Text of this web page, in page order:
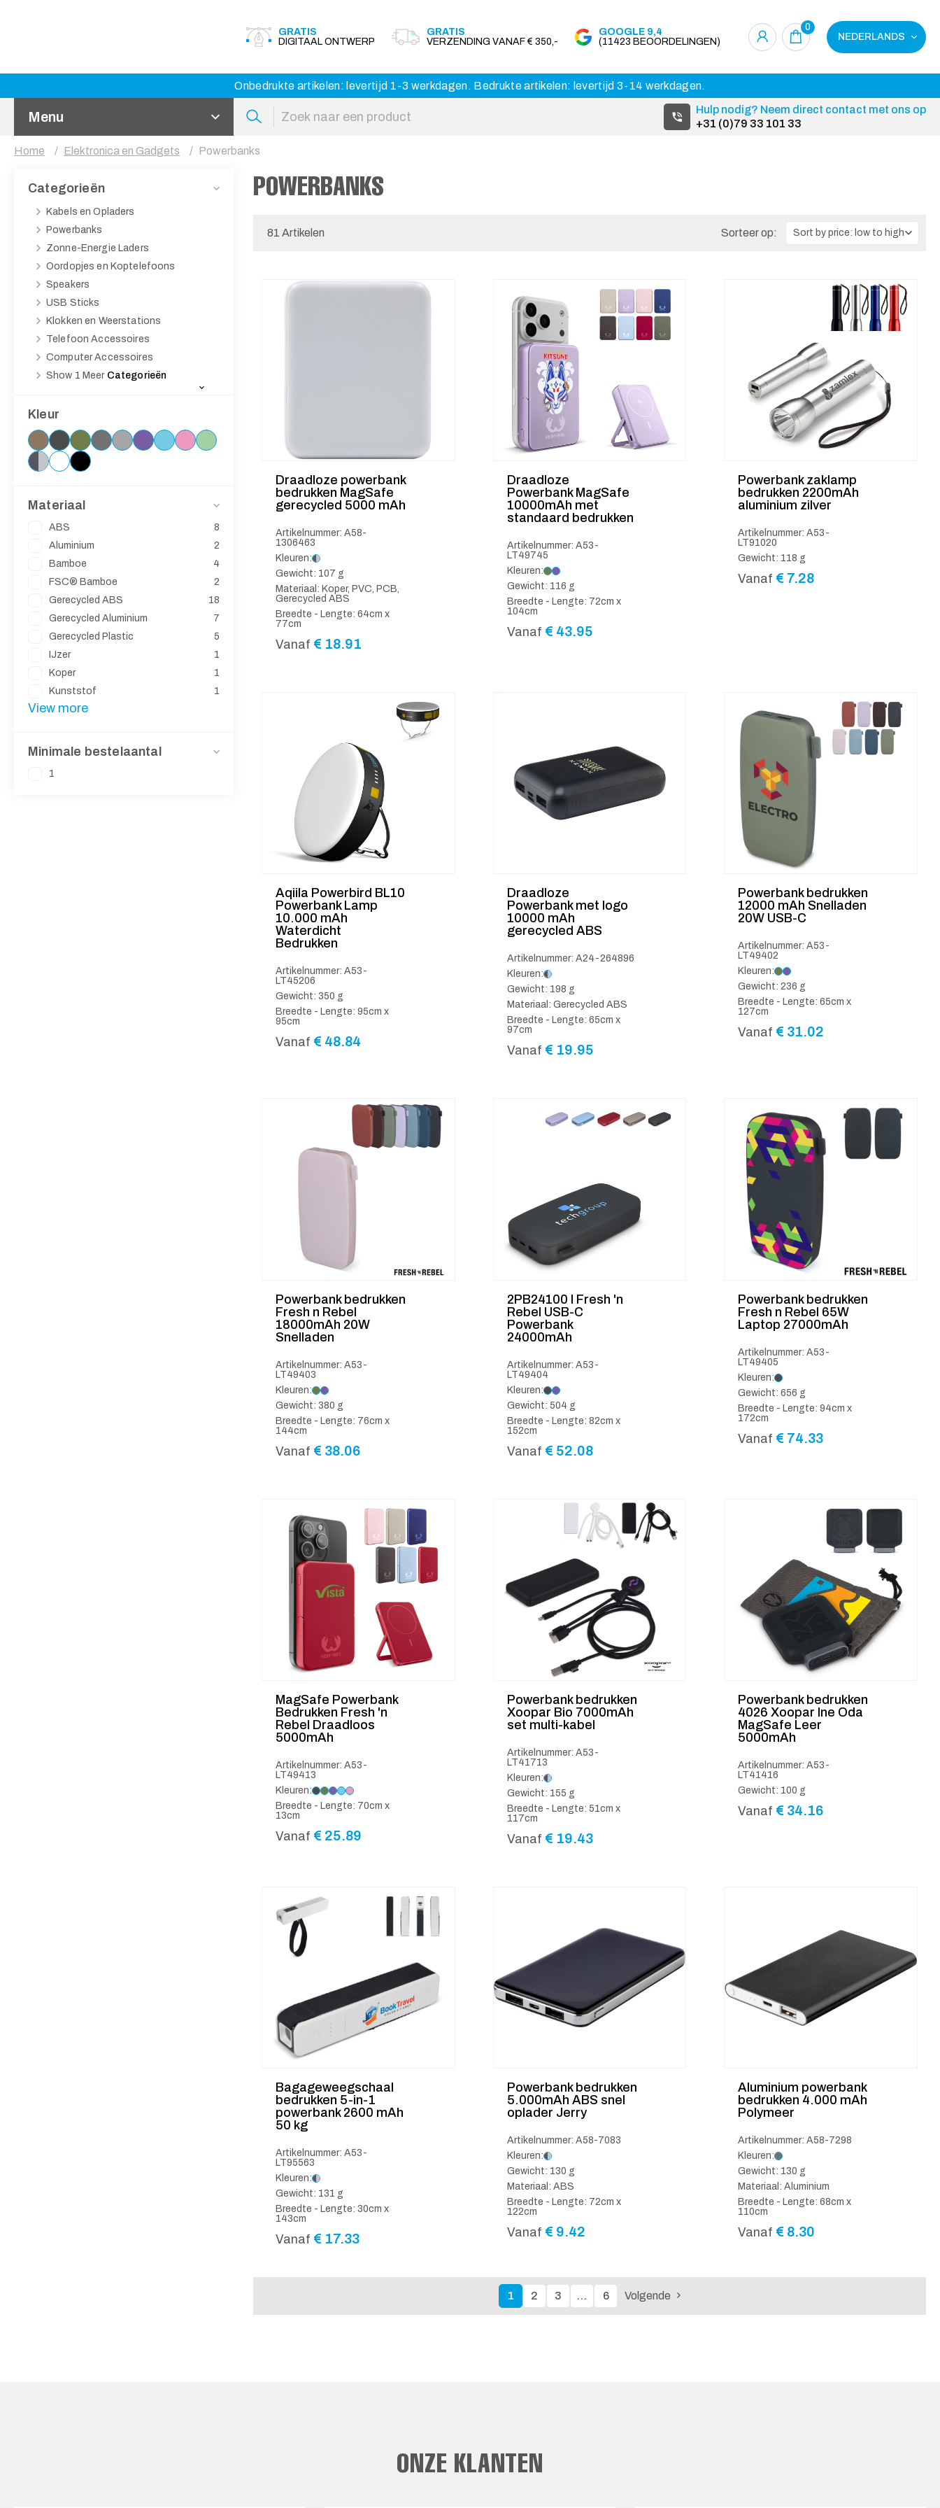
GRATIS
DIGITAAL ONTWERP
GRATIS
VERZENDING VANAF € 350,-
GOOGLE 9,4
(11423 BEOORDELINGEN)
0
NEDERLANDS
Onbedrukte artikelen: levertijd 1-3 werkdagen. Bedrukte artikelen: levertijd 3-14 werkdagen.
Menu
Hulp nodig? Neem direct contact met ons op
+31 (0)79 33 101 33
Home Elektronica en Gadgets Powerbanks
Categorieën
Kabels en Opladers
Powerbanks
Zonne-Energie Laders
Oordopjes en Koptelefoons
Speakers
USB Sticks
Klokken en Weerstations
Telefoon Accessoires
Computer Accessoires
Show 1 Meer Categorieën
Kleur
Materiaal
ABS
8
Aluminium
2
Bamboe
4
FSC® Bamboe
2
Gerecycled ABS
18
Gerecycled Aluminium
7
Gerecycled Plastic
5
IJzer
1
Koper
1
Kunststof
1
View more
Minimale bestelaantal
1
POWERBANKS
81 Artikelen Sorteer op:
Draadloze powerbank
bedrukken MagSafe
gerecycled 5000 mAh
Artikelnummer: A58-
1306463
Kleuren:
Gewicht: 107 g
Materiaal: Koper, PVC, PCB,
Gerecycled ABS
Breedte - Lengte: 64cm x
77cm
Vanaf € 18.91
Draadloze
Powerbank MagSafe
10000mAh met
standaard bedrukken
Artikelnummer: A53-
LT49745
Kleuren:
Gewicht: 116 g
Breedte - Lengte: 72cm x
104cm
Vanaf € 43.95
Powerbank zaklamp
bedrukken 2200mAh
aluminium zilver
Artikelnummer: A53-
LT91020
Gewicht: 118 g
Vanaf € 7.28
Aqiila Powerbird BL10
Powerbank Lamp
10.000 mAh
Waterdicht
Bedrukken
Artikelnummer: A53-
LT45206
Gewicht: 350 g
Breedte - Lengte: 95cm x
95cm
Vanaf € 48.84
Draadloze
Powerbank met logo
10000 mAh
gerecycled ABS
Artikelnummer: A24-264896
Kleuren:
Gewicht: 198 g
Materiaal: Gerecycled ABS
Breedte - Lengte: 65cm x
97cm
Vanaf € 19.95
Powerbank bedrukken
12000 mAh Snelladen
20W USB-C
Artikelnummer: A53-
LT49402
Kleuren:
Gewicht: 236 g
Breedte - Lengte: 65cm x
127cm
Vanaf € 31.02
Powerbank bedrukken
Fresh n Rebel
18000mAh 20W
Snelladen
Artikelnummer: A53-
LT49403
Kleuren:
Gewicht: 380 g
Breedte - Lengte: 76cm x
144cm
Vanaf € 38.06
2PB24100 I Fresh 'n
Rebel USB-C
Powerbank
24000mAh
Artikelnummer: A53-
LT49404
Kleuren:
Gewicht: 504 g
Breedte - Lengte: 82cm x
152cm
Vanaf € 52.08
Powerbank bedrukken
Fresh n Rebel 65W
Laptop 27000mAh
Artikelnummer: A53-
LT49405
Kleuren:
Gewicht: 656 g
Breedte - Lengte: 94cm x
172cm
Vanaf € 74.33
MagSafe Powerbank
Bedrukken Fresh 'n
Rebel Draadloos
5000mAh
Artikelnummer: A53-
LT49413
Kleuren:
Breedte - Lengte: 70cm x
13cm
Vanaf € 25.89
Powerbank bedrukken
Xoopar Bio 7000mAh
set multi-kabel
Artikelnummer: A53-
LT41713
Kleuren:
Gewicht: 155 g
Breedte - Lengte: 51cm x
117cm
Vanaf € 19.43
Powerbank bedrukken
4026 Xoopar Ine Oda
MagSafe Leer
5000mAh
Artikelnummer: A53-
LT41416
Gewicht: 100 g
Vanaf € 34.16
Bagageweegschaal
bedrukken 5-in-1
powerbank 2600 mAh
50 kg
Artikelnummer: A53-
LT95563
Kleuren:
Gewicht: 131 g
Breedte - Lengte: 30cm x
143cm
Vanaf € 17.33
Powerbank bedrukken
5.000mAh ABS snel
oplader Jerry
Artikelnummer: A58-7083
Kleuren:
Gewicht: 130 g
Materiaal: ABS
Breedte - Lengte: 72cm x
122cm
Vanaf € 9.42
Aluminium powerbank
bedrukken 4.000 mAh
Polymeer
Artikelnummer: A58-7298
Kleuren:
Gewicht: 130 g
Materiaal: Aluminium
Breedte - Lengte: 68cm x
110cm
Vanaf € 8.30
1 2 3 … 6 Volgende
ONZE KLANTEN